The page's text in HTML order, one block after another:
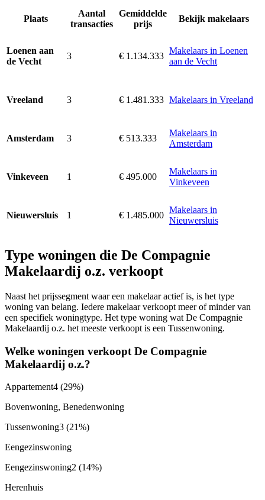
Plaats
Aantal
transacties
Gemiddelde
prijs
Bekijk makelaars
Loenen aan
de Vecht
3 € 1.134.333
Makelaars in Loenen
aan de Vecht
Vreeland 3 € 1.481.333 Makelaars in Vreeland
Amsterdam 3 € 513.333
Makelaars in
Amsterdam
Vinkeveen 1 € 495.000
Makelaars in
Vinkeveen
Nieuwersluis 1 € 1.485.000
Makelaars in
Nieuwersluis
Type woningen die De Compagnie
Makelaardij o.z. verkoopt
Naast het prijssegment waar een makelaar actief is, is het type
woning van belang. Iedere makelaar verkoopt meer of minder van
een specifiek woningtype. Het type woning wat De Compagnie
Makelaardij o.z. het meeste verkoopt is een Tussenwoning.
Welke woningen verkoopt De Compagnie
Makelaardij o.z.?
Appartement4 (29%)
Bovenwoning, Benedenwoning
Tussenwoning3 (21%)
Eengezinswoning
Eengezinswoning2 (14%)
Herenhuis